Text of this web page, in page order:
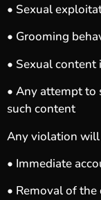
• Sexual
• Grooming
• Sexual
• Any attempt to
such content
Any violation
• Immediate
• Removal of